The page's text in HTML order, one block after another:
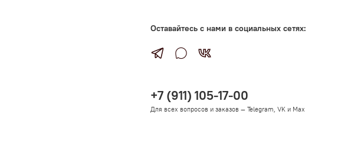
Оставайтесь с нами в социальных сетях:
+7 (911) 105-17-00
Для всех вопросов и заказов — Telegram, VK и Max